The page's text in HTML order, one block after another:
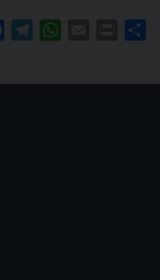
FacebookTelegram Print